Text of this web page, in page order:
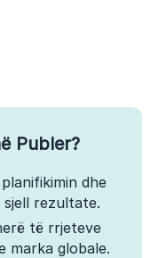
Publer?
dhe
sjell rezultate.
të rrjeteve
marka globale.